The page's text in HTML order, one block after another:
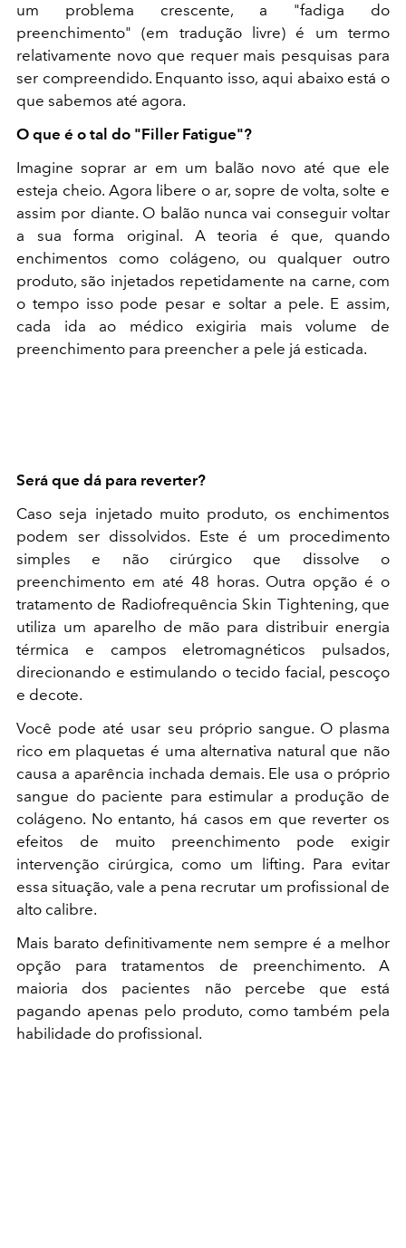
um problema crescente, a "fadiga do
preenchimento" (em tradução livre) é um termo
relativamente novo que requer mais pesquisas para
ser compreendido. Enquanto isso, aqui abaixo está o
que sabemos até agora.
O que é o tal do "Filler Fatigue"?
Imagine soprar ar em um balão novo até que ele
esteja cheio. Agora libere o ar, sopre de volta, solte e
assim por diante. O balão nunca vai conseguir voltar
a sua forma original. A teoria é que, quando
enchimentos como colágeno, ou qualquer outro
produto, são injetados repetidamente na carne, com
o tempo isso pode pesar e soltar a pele. E assim,
cada ida ao médico exigiria mais volume de
preenchimento para preencher a pele já esticada.
Será que dá para reverter?
Caso seja injetado muito produto, os enchimentos
podem ser dissolvidos. Este é um procedimento
simples e não cirúrgico que dissolve o
preenchimento em até 48 horas. Outra opção é o
tratamento de Radiofrequência Skin Tightening, que
utiliza um aparelho de mão para distribuir energia
térmica e campos eletromagnéticos pulsados,
direcionando e estimulando o tecido facial, pescoço
e decote.
Você pode até usar seu próprio sangue. O plasma
rico em plaquetas é uma alternativa natural que não
causa a aparência inchada demais. Ele usa o próprio
sangue do paciente para estimular a produção de
colágeno. No entanto, há casos em que reverter os
efeitos de muito preenchimento pode exigir
intervenção cirúrgica, como um lifting. Para evitar
essa situação, vale a pena recrutar um profissional de
alto calibre.
Mais barato definitivamente nem sempre é a melhor
opção para tratamentos de preenchimento. A
maioria dos pacientes não percebe que está
pagando apenas pelo produto, como também pela
habilidade do profissional.